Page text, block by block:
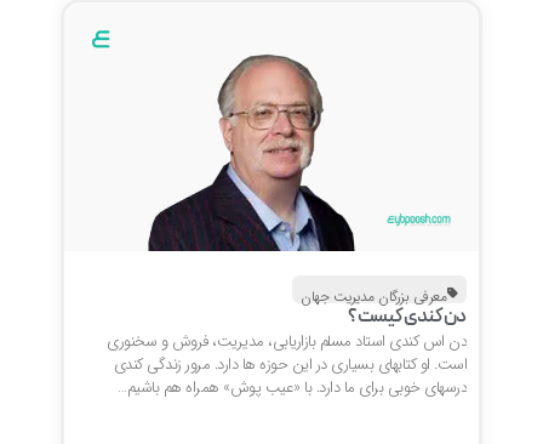
معرفی بزرگان مدیریت جهان
دن کندی کیست؟
دن اس کندی استاد مسلم بازاریابی، مدیریت، فروش و سخنوری
است. او کتابهای بسیاری در این حوزه ها دارد. مرور زندگی کندی
درسهای خوبی برای ما دارد. با «عیب پوش» همراه هم باشیم…